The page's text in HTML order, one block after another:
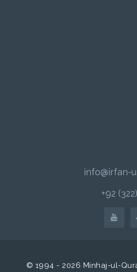
info@irfan-
© 1994 - 2026 Minhaj-ul-